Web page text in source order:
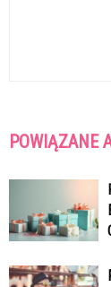
POWIĄZANE